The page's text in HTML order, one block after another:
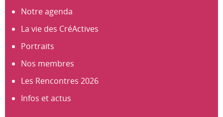
Notre agenda
La vie des CréActives
Portraits
Nos membres
Les Rencontres 2026
Infos et actus